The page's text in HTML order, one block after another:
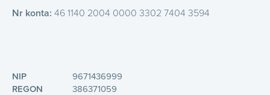
Nr konta: 46 1140 2004 0000 3302 7404 3594
NIP
9671436999
REGON
386371059